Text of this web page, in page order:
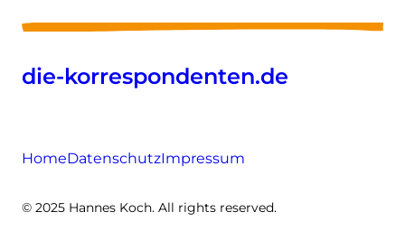
die-korrespondenten.de
HomeDatenschutzImpressum
© 2025 Hannes Koch. All rights reserved.